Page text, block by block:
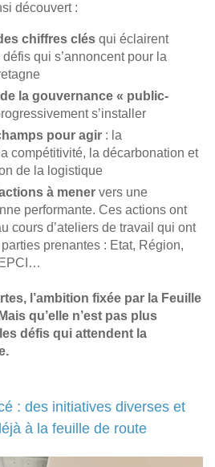
découvert :
chiffres clés qui éclairent
défis qui s’annoncent pour la
la gouvernance « public-
s’installer
pour agir : la
compétitivité, la décarbonation et
de la logistique
à mener vers une
performante. Ces actions ont
cours d’ateliers de travail qui ont
prenantes : Etat, Région,
l’ambition fixée par la Feuille
qu’elle n’est pas plus
défis qui attendent la
: des initiatives diverses et
à la feuille de route